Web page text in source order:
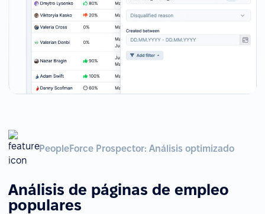
PeopleForce Prospector: Análisis optimizado
Análisis de páginas de empleo
populares